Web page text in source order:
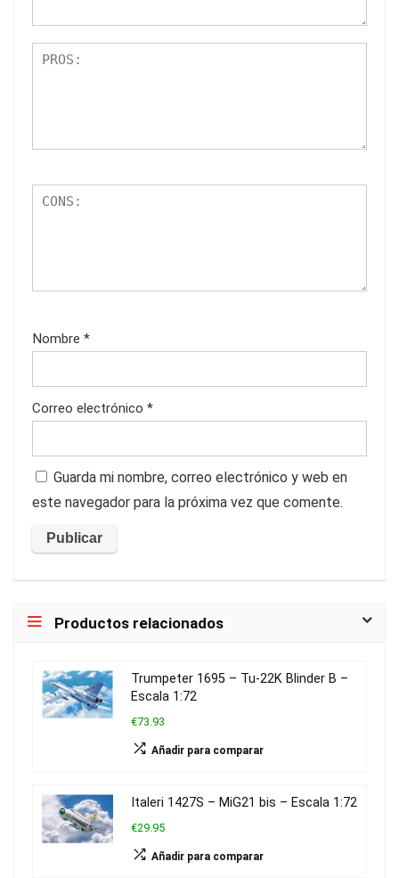
Nombre *
Correo electrónico *
Guarda mi nombre, correo electrónico y web en
este navegador para la próxima vez que comente.
Productos relacionados
Trumpeter 1695 – Tu-22K Blinder B –
Escala 1:72
€73.93
Añadir para comparar
Italeri 1427S – MiG21 bis – Escala 1:72
€29.95
Añadir para comparar